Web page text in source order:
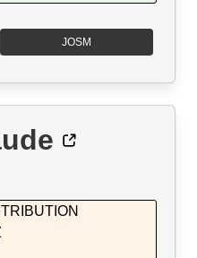
JOSM